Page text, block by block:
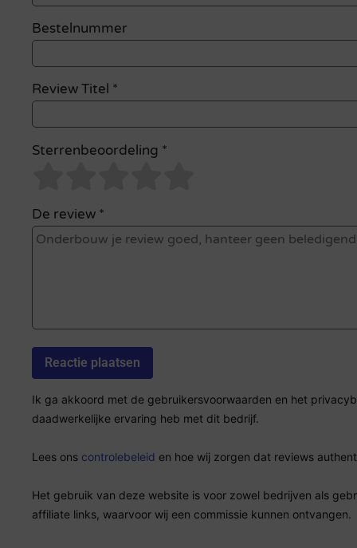
Bestelnummer
Review Titel *
Sterrenbeoordeling *
De review *
Ik ga akkoord met de gebruikersvoorwaarden en het
daadwerkelijke ervaring heb met dit bedrijf.
Lees ons controlebeleid en hoe wij zorgen dat reviews
Het gebruik van deze website is voor zowel bedrijven als
affiliate links, waarvoor wij een commissie kunnen ontvangen.